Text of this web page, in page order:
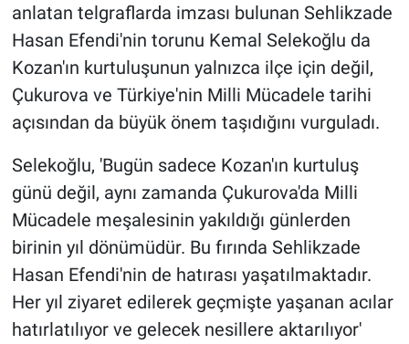
anlatan telgraflarda imzası bulunan Sehlikzade
Hasan Efendi'nin torunu Kemal Selekoğlu da
Kozan'ın kurtuluşunun yalnızca ilçe için değil,
Çukurova ve Türkiye'nin Milli Mücadele tarihi
açısından da büyük önem taşıdığını vurguladı.
Selekoğlu, 'Bugün sadece Kozan'ın kurtuluş
günü değil, aynı zamanda Çukurova'da Milli
Mücadele meşalesinin yakıldığı günlerden
birinin yıl dönümüdür. Bu fırında Sehlikzade
Hasan Efendi'nin de hatırası yaşatılmaktadır.
Her yıl ziyaret edilerek geçmişte yaşanan acılar
hatırlatılıyor ve gelecek nesillere aktarılıyor'